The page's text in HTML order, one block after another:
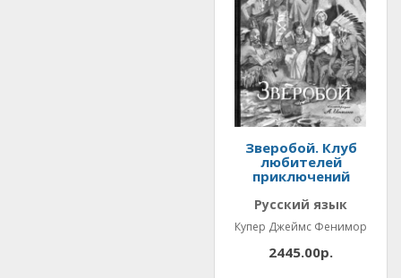
Зверобой. Клуб
любителей
приключений
Русский язык
Купер Джеймс Фенимор
2445.00р.